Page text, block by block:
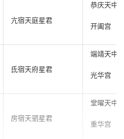
亢宿天庭星君
恭庆天中
开阖宫
氐宿天府星君
端靖天中
光华宫
房宿天驷星君
堂曜天中
重华宫